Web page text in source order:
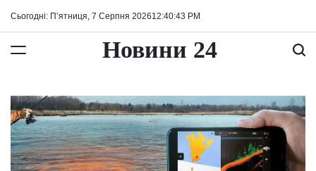
Сьогодні: П’ятниця, 7 Серпня 202612:40:44 PM
Новини 24